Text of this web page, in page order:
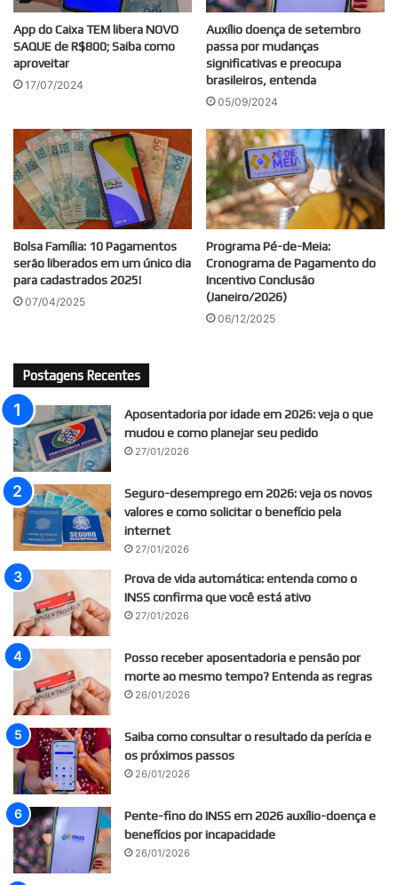
App do Caixa TEM libera NOVO
SAQUE de R$800; Saiba como
aproveitar
17/07/2024
Auxílio doença de setembro
passa por mudanças
significativas e preocupa
brasileiros, entenda
05/09/2024
Bolsa Família: 10 Pagamentos
serão liberados em um único dia
para cadastrados 2025!
07/04/2025
Programa Pé-de-Meia:
Cronograma de Pagamento do
Incentivo Conclusão
(Janeiro/2026)
06/12/2025
Postagens Recentes
Aposentadoria por idade em 2026: veja o que
mudou e como planejar seu pedido
27/01/2026
Seguro-desemprego em 2026: veja os novos
valores e como solicitar o benefício pela
internet
27/01/2026
Prova de vida automática: entenda como o
INSS confirma que você está ativo
27/01/2026
Posso receber aposentadoria e pensão por
morte ao mesmo tempo? Entenda as regras
26/01/2026
Saiba como consultar o resultado da perícia e
os próximos passos
26/01/2026
Pente-fino do INSS em 2026 auxílio-doença e
benefícios por incapacidade
26/01/2026